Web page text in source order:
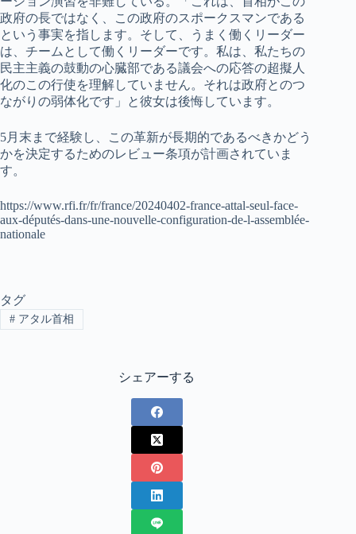
政府の長ではなく、この政府のスポークスマンである
という事実を指します。そして、うまく働くリーダー
は、チームとして働くリーダーです。私は、私たちの
民主主義の鼓動の心臓部である議会への応答の超擬人
化のこの行使を理解していません。それは政府とのつ
ながりの弱体化です」と彼女は後悔しています。
5月末まで経験し、この革新が長期的であるべきかどう
かを決定するためのレビュー条項が計画されていま
す。
https://www.rfi.fr/fr/france/20240402-france-attal-seul-face-
aux-députés-dans-une-nouvelle-configuration-de-l-assemblée-
nationale
タグ
#アタル首相
シェアーする